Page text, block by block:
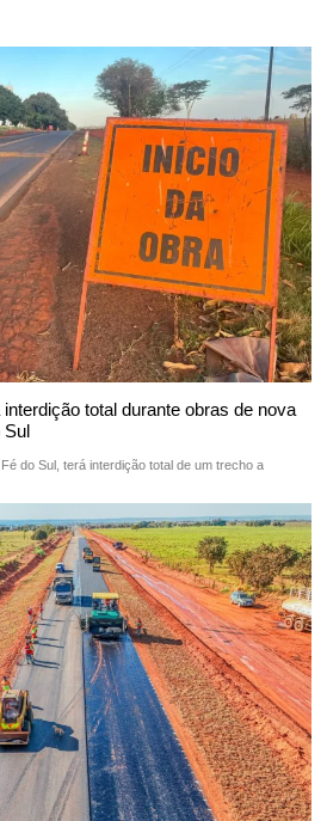
total durante obras de nova
Sul
do Sul, terá interdição total de um trecho a